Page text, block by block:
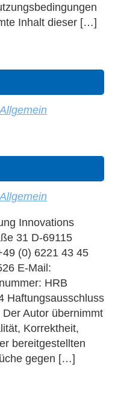
Inhalt dieser […]
Allgemein
Allgemein
Innovations
31 D-69115
(0) 6221 43 45
E-Mail:
HRB
Haftungsausschluss
Autor übernimmt
Korrektheit,
bereitgestellten
gegen […]